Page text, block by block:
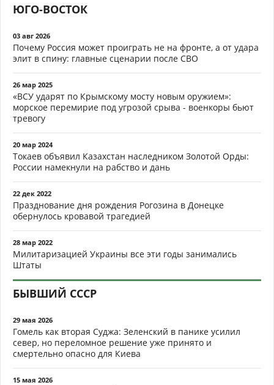
ЮГО-ВОСТОК
03 авг 2026
Почему Россия может проиграть не на фронте, а от удара
элит в спину: главные сценарии после СВО
26 мар 2025
«ВСУ ударят по Крымскому мосту новым оружием»:
морское перемирие под угрозой срыва - военкоры бьют
тревогу
20 мар 2024
Токаев объявил Казахстан наследником Золотой Орды:
России намекнули на рабство и дань
22 дек 2022
Празднование дня рождения Рогозина в Донецке
обернулось кровавой трагедией
28 мар 2022
Милитаризацией Украины все эти годы занимались
Штаты
БЫВШИЙ СССР
29 мая 2026
Гомель как вторая Суджа: Зеленский в панике усилил
север, но переломное решение уже принято и
смертельно опасно для Киева
15 мая 2026